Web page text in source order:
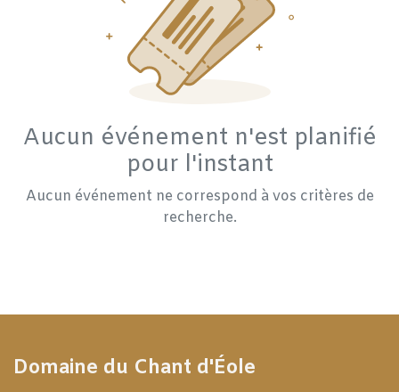
Aucun événement n'est planifié
pour l'instant
Aucun événement ne correspond à vos critères de
recherche.
Domaine du Chant d'Éole